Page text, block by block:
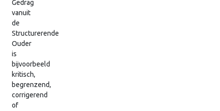
Gedrag
vanuit
de
Structurerende
Ouder
is
bijvoorbeeld
kritisch,
begrenzend,
corrigerend
of